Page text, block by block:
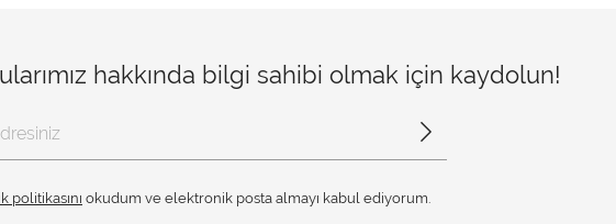
hakkında bilgi sahibi olmak için kaydolun!
politikasını okudum ve elektronik posta almayı kabul ediyorum.